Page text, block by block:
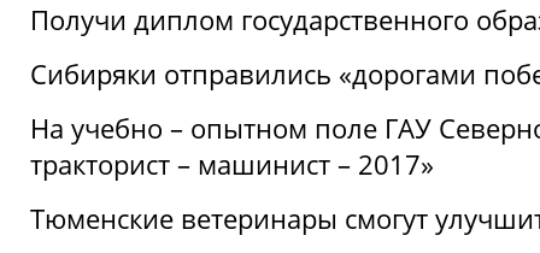
Получи диплом государственного
Сибиряки отправились «дорогами
На учебно – опытном поле ГАУ
тракторист – машинист – 2017»
Тюменские ветеринары смогут